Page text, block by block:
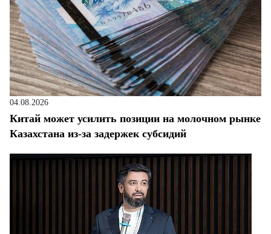
04.08.2026
Китай может усилить позиции на молочном рынке
Казахстана из-за задержек субсидий